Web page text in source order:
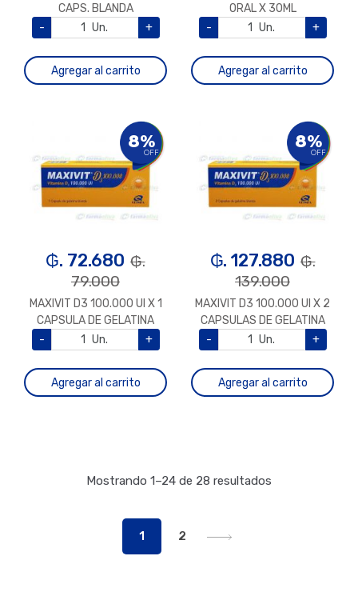
CAPS. BLANDA
-
Un. +
Agregar al carrito
ORAL X 30ML
-
Un. +
Agregar al carrito
8%
OFF
₲. 72.680 ₲.
79.000
MAXIVIT D3 100.000 UI X 1
CAPSULA DE GELATINA
BLANDA
- Un. +
Agregar al carrito
8%
OFF
₲. 127.880 ₲.
139.000
MAXIVIT D3 100.000 UI X 2
CAPSULAS DE GELATINA
BLANDA
- Un. +
Agregar al carrito
Mostrando 1–24 de 28 resultados
1 2